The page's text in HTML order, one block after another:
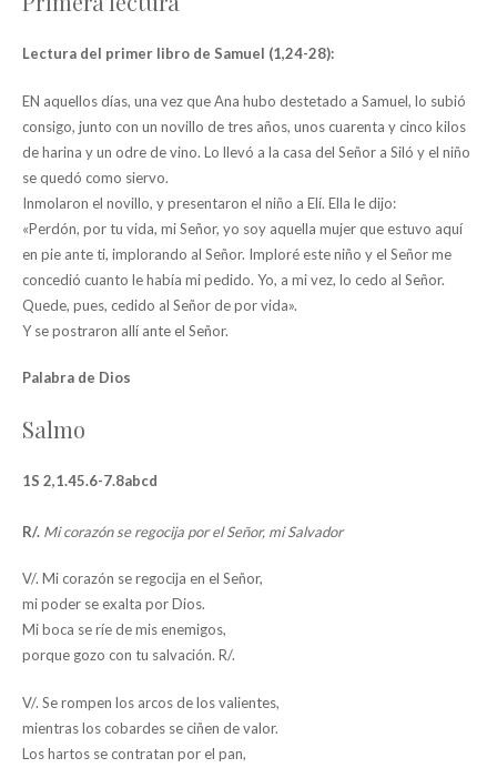
Lectura del primer libro de Samuel (1,24-28):
EN aquellos días, una vez que Ana hubo destetado a Samuel, lo subió
consigo, junto con un novillo de tres años, unos cuarenta y cinco kilos
de harina y un odre de vino. Lo llevó a la casa del Señor a Siló y el niño
se quedó como siervo.
Inmolaron el novillo, y presentaron el niño a Elí. Ella le dijo:
«Perdón, por tu vida, mi Señor, yo soy aquella mujer que estuvo aquí
en pie ante ti, implorando al Señor. Imploré este niño y el Señor me
concedió cuanto le había mi pedido. Yo, a mi vez, lo cedo al Señor.
Quede, pues, cedido al Señor de por vida».
Y se postraron allí ante el Señor.
Palabra de Dios
Salmo
1S 2,1.45.6-7.8abcd
R/. Mi corazón se regocija por el Señor, mi Salvador
V/. Mi corazón se regocija en el Señor,
mi poder se exalta por Dios.
Mi boca se ríe de mis enemigos,
porque gozo con tu salvación. R/.
V/. Se rompen los arcos de los valientes,
mientras los cobardes se ciñen de valor.
Los hartos se contratan por el pan,